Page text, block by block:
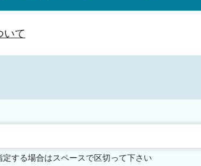
いて
する場合はスペースで区切って下さい